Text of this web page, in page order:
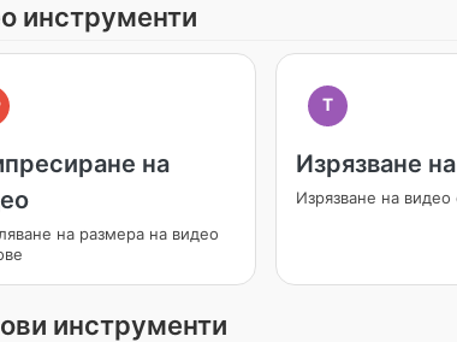
инструменти
на
на размера на видео
T
Изрязване
Изрязване на видео
инструменти